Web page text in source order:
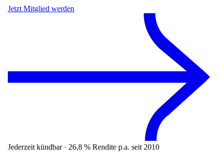
Jetzt Mitglied werden
Jederzeit kündbar · 26,8 % Rendite p.a. seit 2010